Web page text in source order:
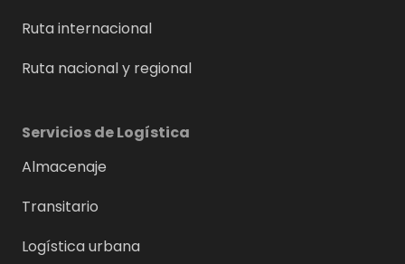
Ruta internacional
Ruta nacional y regional
Servicios de Logística
Almacenaje
Transitario
Logística urbana